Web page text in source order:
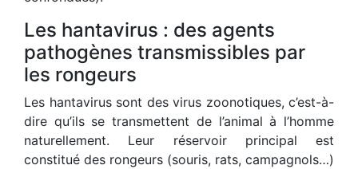
Les hantavirus : des agents
pathogènes transmissibles par
les rongeurs
Les hantavirus sont des virus zoonotiques, c’est-à-
dire qu’ils se transmettent de l’animal à l’homme
naturellement. Leur réservoir principal est
constitué des rongeurs (souris, rats, campagnols…)